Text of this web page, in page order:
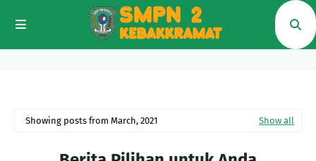
Showing posts from March, 2021 Show all